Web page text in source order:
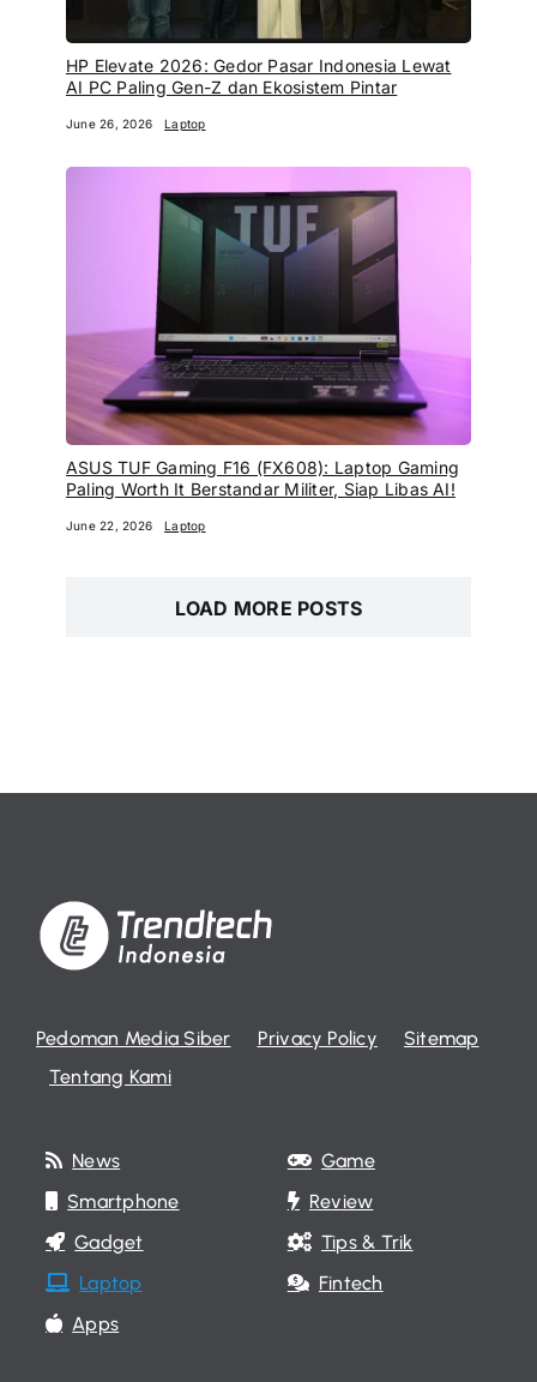
HP Elevate 2026: Gedor Pasar Indonesia Lewat
AI PC Paling Gen-Z dan Ekosistem Pintar
June 26, 2026 Laptop
ASUS TUF Gaming F16 (FX608): Laptop Gaming
Paling Worth It Berstandar Militer, Siap Libas AI!
June 22, 2026 Laptop
LOAD MORE POSTS
Pedoman Media Siber Privacy Policy
Sitemap
Tentang Kami
News
Smartphone
Gadget
Laptop
Apps
Game
Review
Tips & Trik
Fintech